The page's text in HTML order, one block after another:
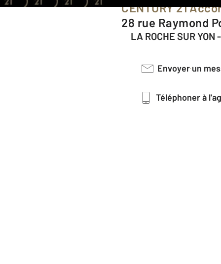
CENTURY 21
28 rue Raymond
LA ROCHE SUR
Envoyer un
Téléphoner à